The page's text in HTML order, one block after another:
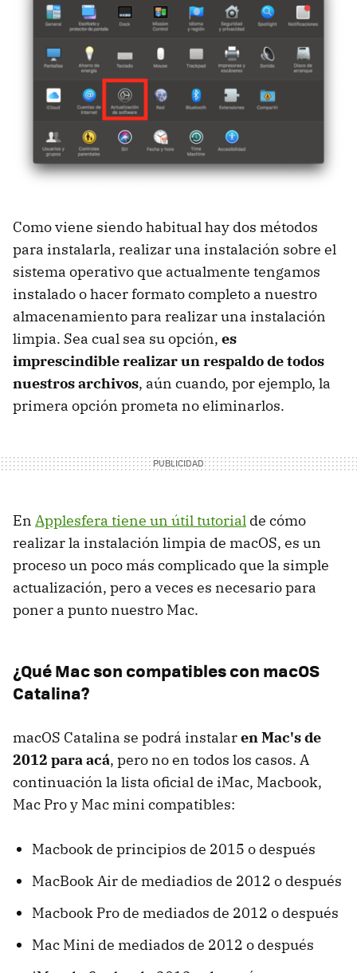
Como viene siendo habitual hay dos métodos
para instalarla, realizar una instalación sobre el
sistema operativo que actualmente tengamos
instalado o hacer formato completo a nuestro
almacenamiento para realizar una instalación
limpia. Sea cual sea su opción, es
imprescindible realizar un respaldo de todos
nuestros archivos, aún cuando, por ejemplo, la
primera opción prometa no eliminarlos.
En Applesfera tiene un útil tutorial de cómo
realizar la instalación limpia de macOS, es un
proceso un poco más complicado que la simple
actualización, pero a veces es necesario para
poner a punto nuestro Mac.
¿Qué Mac son compatibles con macOS
Catalina?
macOS Catalina se podrá instalaren Mac's de
2012 para acá, pero no en todos los casos. A
continuación la lista oficial de iMac, Macbook,
Mac Pro y Mac mini compatibles:
Macbook de principios de 2015 o después
MacBook Air de mediadios de 2012 o después
Macbook Pro de mediados de 2012 o después
Mac Mini de mediados de 2012 o después